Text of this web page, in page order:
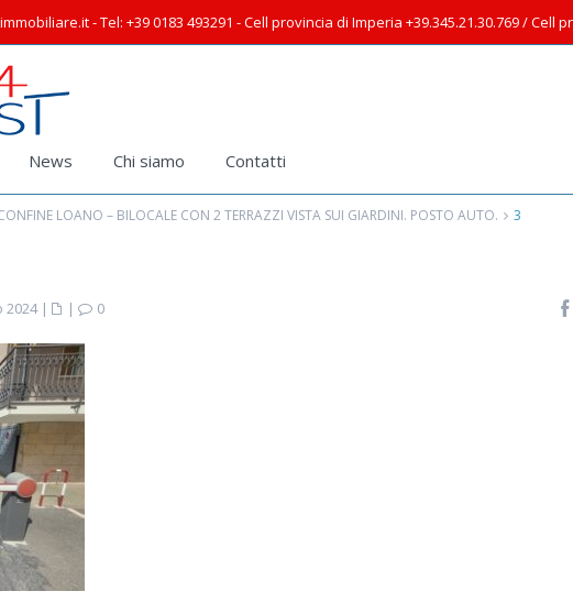
- Tel: +39 0183 493291 - Cell provincia di Imperia +39.345.21.30.769 / Cell
News Chi siamo Contatti
LOANO – BILOCALE CON 2 TERRAZZI VISTA SUI GIARDINI. POSTO AUTO. 3
2024 | | 0